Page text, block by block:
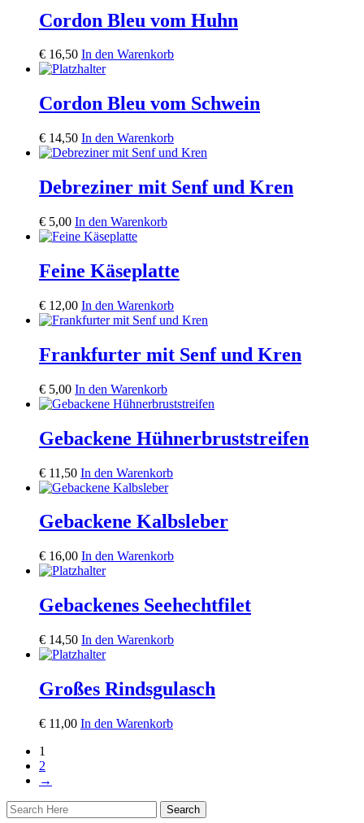
Cordon Bleu vom Huhn
€ 16,50 In den Warenkorb
Cordon Bleu vom Schwein
€ 14,50 In den Warenkorb
Debreziner mit Senf und Kren
€ 5,00 In den Warenkorb
Feine Käseplatte
€ 12,00 In den Warenkorb
Frankfurter mit Senf und Kren
€ 5,00 In den Warenkorb
Gebackene Hühnerbruststreifen
€ 11,50 In den Warenkorb
Gebackene Kalbsleber
€ 16,00 In den Warenkorb
Gebackenes Seehechtfilet
€ 14,50 In den Warenkorb
Großes Rindsgulasch
€ 11,00 In den Warenkorb
1
2
→